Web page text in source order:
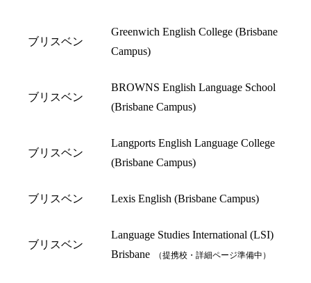
ブリスベン
Greenwich English College (Brisbane
Campus)
ブリスベン
BROWNS English Language School
(Brisbane Campus)
ブリスベン
Langports English Language College
(Brisbane Campus)
ブリスベン Lexis English (Brisbane Campus)
ブリスベン
Language Studies International (LSI)
Brisbane
（提携校・詳細ページ準備中）